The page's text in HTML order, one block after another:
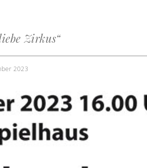
Zirkus“
2023